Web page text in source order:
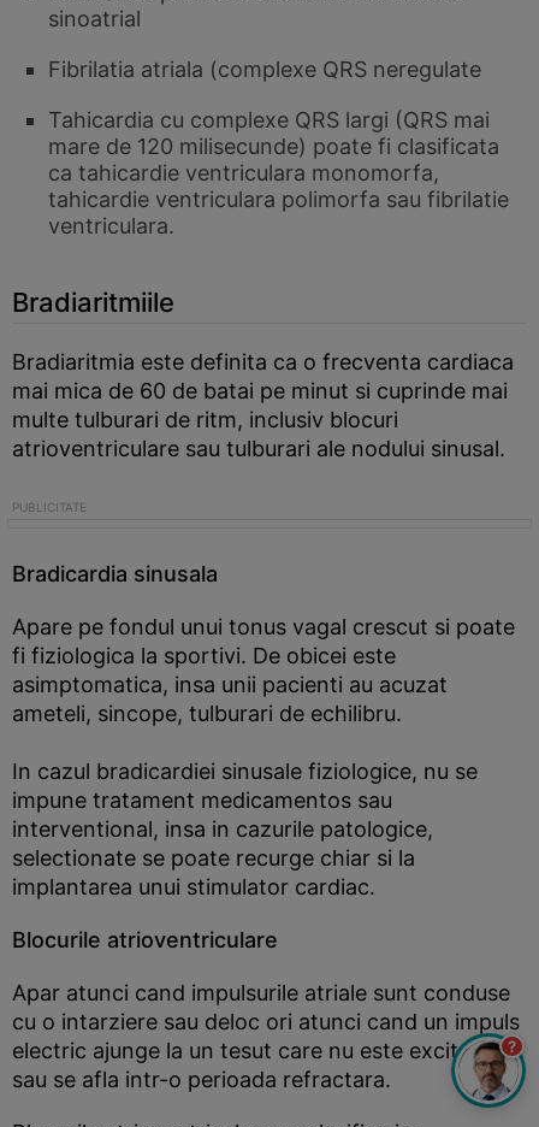
sinoatrial
Fibrilatia atriala (complexe QRS neregulate
Tahicardia cu complexe QRS largi (QRS mai
mare de 120 milisecunde) poate fi clasificata
ca tahicardie ventriculara monomorfa,
tahicardie ventriculara polimorfa sau fibrilatie
ventriculara.
Bradiaritmiile
Bradiaritmia este definita ca o frecventa cardiaca
mai mica de 60 de batai pe minut si cuprinde mai
multe tulburari de ritm, inclusiv blocuri
atrioventriculare sau tulburari ale nodului sinusal.
Bradicardia sinusala
Apare pe fondul unui tonus vagal crescut si poate
fi fiziologica la sportivi. De obicei este
asimptomatica, insa unii pacienti au acuzat
ameteli, sincope, tulburari de echilibru.
In cazul bradicardiei sinusale fiziologice, nu se
impune tratament medicamentos sau
interventional, insa in cazurile patologice,
selectionate se poate recurge chiar si la
implantarea unui stimulator cardiac.
Blocurile atrioventriculare
Apar atunci cand impulsurile atriale sunt conduse
cu o intarziere sau deloc ori atunci cand un impuls
electric ajunge la un tesut care nu este excitabil
sau se afla intr-o perioada refractara.
?